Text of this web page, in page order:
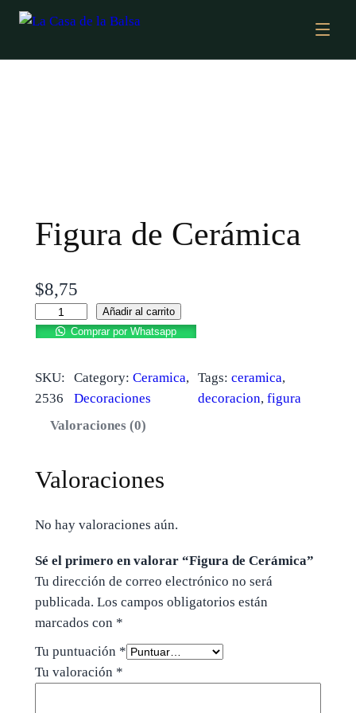
Figura de Cerámica
$8,75
Añadir al carrito
Comprar por Whatsapp
SKU:
2536
Category:Ceramica
Decoraciones
Tags:ceramica
decoracion, figura
Valoraciones (0)
Valoraciones
No hay valoraciones aún.
Sé el primero en valorar “Figura de Cerámica”
Tu dirección de correo electrónico no será
publicada. Los campos obligatorios están
marcados con *
Tu puntuación *
Tu valoración *